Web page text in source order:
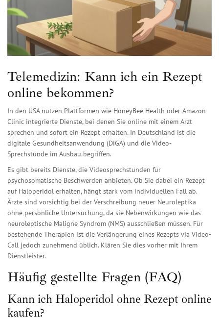
Telemedizin: Kann ich ein Rezept
online bekommen?
In den USA nutzen Plattformen wie HoneyBee Health oder Amazon
Clinic integrierte Dienste, bei denen Sie online mit einem Arzt
sprechen und sofort ein Rezept erhalten. In Deutschland ist die
digitale Gesundheitsanwendung (DiGA) und die Video-
Sprechstunde im Ausbau begriffen.
Es gibt bereits Dienste, die Videosprechstunden für
psychosomatische Beschwerden anbieten. Ob Sie dabei ein Rezept
auf Haloperidol erhalten, hängt stark vom individuellen Fall ab.
Ärzte sind vorsichtig bei der Verschreibung neuer Neuroleptika
ohne persönliche Untersuchung, da sie Nebenwirkungen wie das
neuroleptische Maligne Syndrom (NMS) ausschließen müssen. Für
bestehende Therapien ist die Verlängerung eines Rezepts via Video-
Call jedoch zunehmend üblich. Klären Sie dies vorher mit Ihrem
Dienstleister.
Häufig gestellte Fragen (FAQ)
Kann ich Haloperidol ohne Rezept online
kaufen?